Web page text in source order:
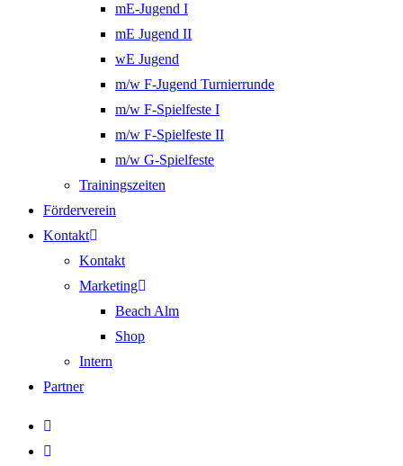
mE-Jugend I
mE Jugend II
wE Jugend
m/w F-Jugend Turnierrunde
m/w F-Spielfeste I
m/w F-Spielfeste II
m/w G-Spielfeste
Trainingszeiten
Förderverein
Kontakt
Kontakt
Marketing
Beach Alm
Shop
Intern
Partner